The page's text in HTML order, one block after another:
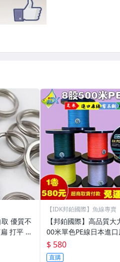
優質不
打平 路
【IDK邦鉑國際】魚線專賣
【邦鉑國際】高品質大
00米單色PE線日本進口
船釣竿/前打竿/路亞竿/
灘釣竿及各種捲線器
$ 580
直購